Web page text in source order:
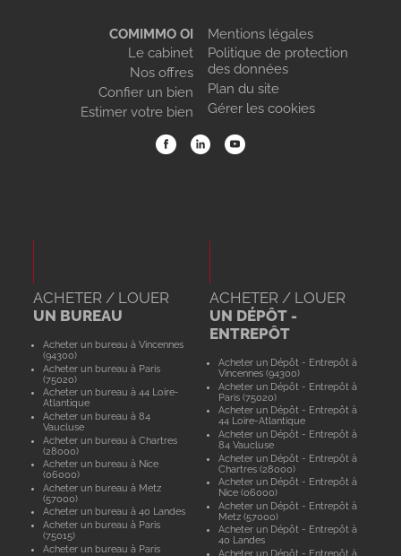
COMIMMO OI
Le cabinet
Nos offres
Confier un bien
Estimer votre bien
Mentions légales
Politique de protection
des données
Plan du site
Gérer les cookies
ACHETER / LOUER
UN BUREAU
Acheter un bureau à Vincennes
(94300)
Acheter un bureau à Paris
(75020)
Acheter un bureau à 44 Loire-
Atlantique
Acheter un bureau à 84
Vaucluse
Acheter un bureau à Chartres
(28000)
Acheter un bureau à Nice
(06000)
Acheter un bureau à Metz
(57000)
Acheter un bureau à 40 Landes
Acheter un bureau à Paris
(75015)
Acheter un bureau à Paris
ACHETER / LOUER
UN DÉPÔT -
ENTREPÔT
Acheter un Dépôt - Entrepôt à
Vincennes (94300)
Acheter un Dépôt - Entrepôt à
Paris (75020)
Acheter un Dépôt - Entrepôt à
44 Loire-Atlantique
Acheter un Dépôt - Entrepôt à
84 Vaucluse
Acheter un Dépôt - Entrepôt à
Chartres (28000)
Acheter un Dépôt - Entrepôt à
Nice (06000)
Acheter un Dépôt - Entrepôt à
Metz (57000)
Acheter un Dépôt - Entrepôt à
40 Landes
Acheter un Dépôt - Entrepôt à